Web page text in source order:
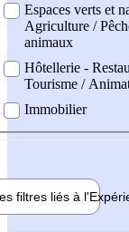
Espaces verts et
Agriculture /
animaux
Hôtellerie -
Tourisme /
Immobilier
filtres liés à l'